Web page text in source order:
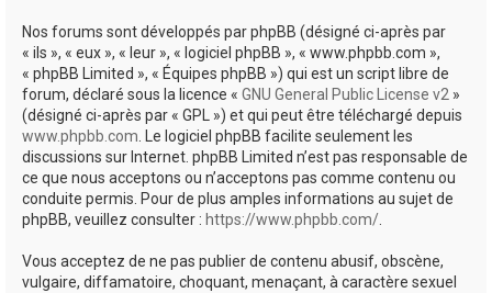
Nos forums sont développés par phpBB (désigné ci-après par
« ils », « eux », « leur », « logiciel phpBB », « www.phpbb.com »,
« phpBB Limited », « Équipes phpBB ») qui est un script libre de
forum, déclaré sous la licence « GNU General Public License v2 »
(désigné ci-après par « GPL ») et qui peut être téléchargé depuis
www.phpbb.com. Le logiciel phpBB facilite seulement les
discussions sur Internet. phpBB Limited n’est pas responsable de
ce que nous acceptons ou n’acceptons pas comme contenu ou
conduite permis. Pour de plus amples informations au sujet de
phpBB, veuillez consulter : https://www.phpbb.com/.
Vous acceptez de ne pas publier de contenu abusif, obscène,
vulgaire, diffamatoire, choquant, menaçant, à caractère sexuel